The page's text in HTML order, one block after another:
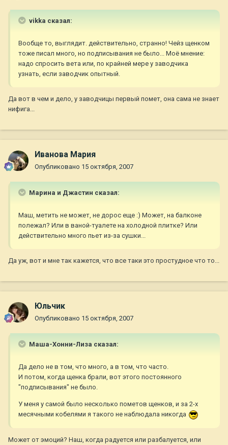
vikka сказал:
Вообще то, выглядит. действительно, странно! Чейз щенком
тоже писал много, но подписывания не было... Моё мнение:
надо спросить вета или, по крайней мере у заводчика
узнать, если заводчик опытный.
Да вот в чем и дело, у заводчицы первый помет, она сама не знает
нифига...
Иванова Мария
Опубликовано 15 октября, 2007
Марина и Джастин сказал:
Маш, метить не может, не дорос еще :) Может, на балконе
полежал? Или в ваной-туалете на холодной плитке? Или
действительно много пьет из-за сушки...
Да уж, вот и мне так кажется, что все таки это простудное что то...
Юльчик
Опубликовано 15 октября, 2007
Маша-Хонни-Лиза сказал:
Да дело не в том, что много, а в том, что часто.
И потом, когда щенка брали, вот этого постоянного
"подписывания" не было.
У меня у самой было несколько пометов щенков, и за 2-х
месячными кобелями я такого не наблюдала никогда
Может от эмоций? Наш, когда радуется или разбалуется, или